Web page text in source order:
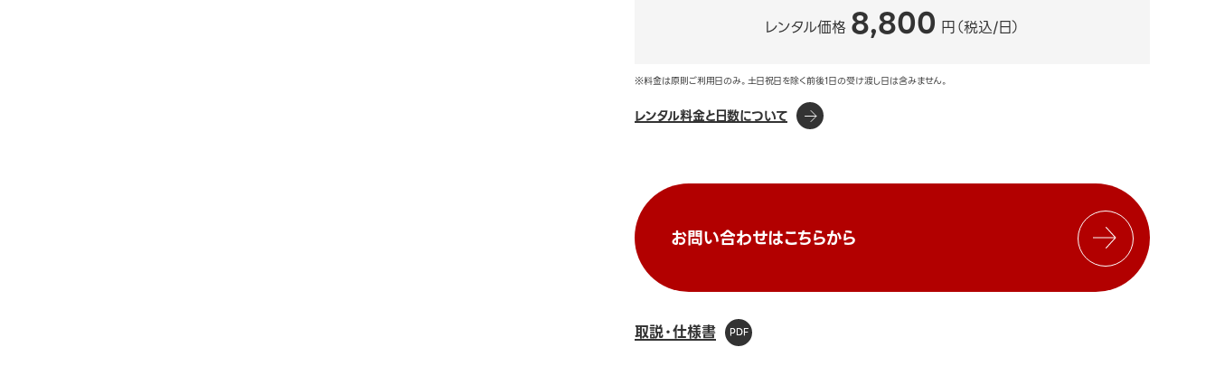
レンタル価格 8,800 円（税込/日）
※料金は原則ご利用日のみ。土日祝日を除く前後1日の受け渡し日は含みません。
レンタル料金と日数について
お問い合わせはこちらから
取説・仕様書